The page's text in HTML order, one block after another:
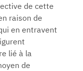
de cette
raison de
en entravent
lié à la
de